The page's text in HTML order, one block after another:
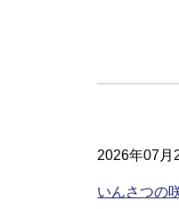
2026年07月
いんさつの